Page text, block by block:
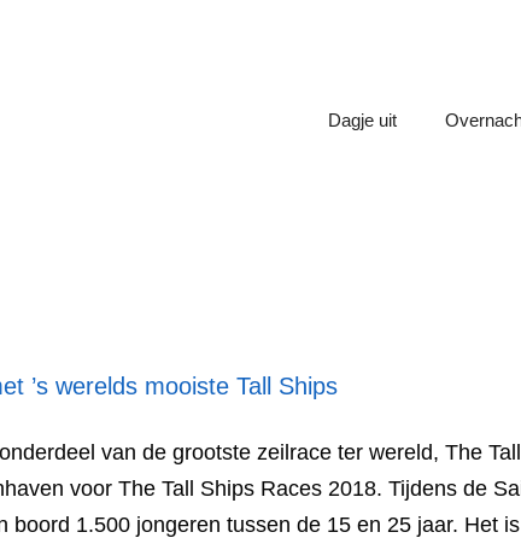
Dagje uit
’s werelds mooiste Tall Ships
van de grootste zeilrace ter wereld, The
voor The Tall Ships Races 2018. Tijdens de
boord 1.500 jongeren tussen de 15 en 25 jaar. Het